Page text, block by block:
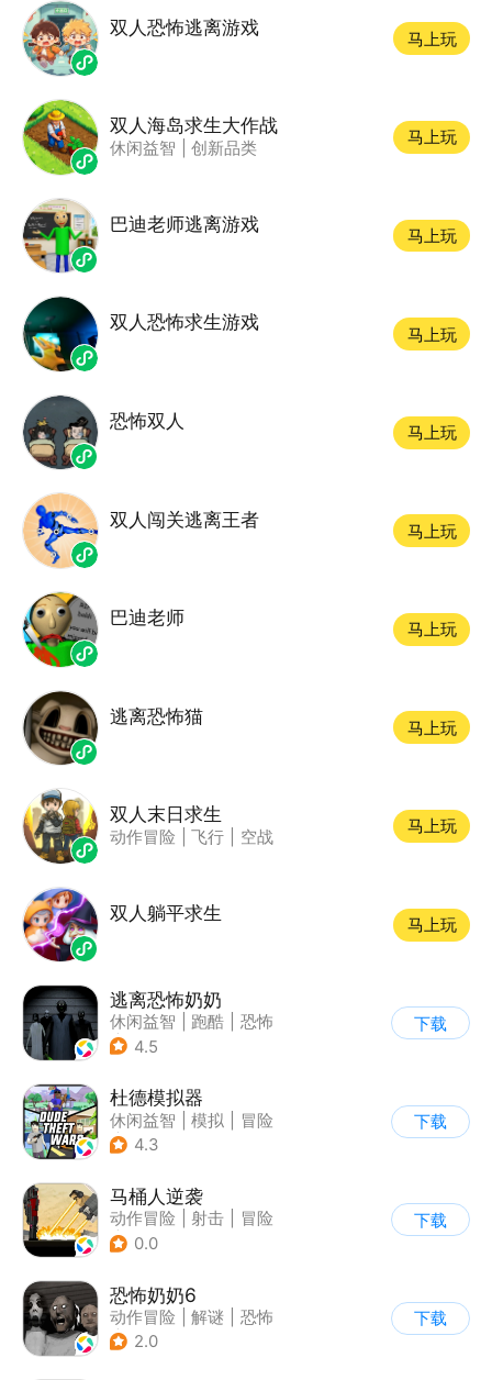
双人恐怖逃离游戏
马上玩
双人海岛求生大作战
休闲益智 创新品类
马上玩
巴迪老师逃离游戏
马上玩
双人恐怖求生游戏
马上玩
恐怖双人
马上玩
双人闯关逃离王者
马上玩
巴迪老师
马上玩
逃离恐怖猫
马上玩
双人末日求生
动作冒险 飞行 空战
马上玩
双人躺平求生
马上玩
逃离恐怖奶奶
休闲益智 跑酷
恐怖
| 卡通
4.5
下载
杜德模拟器
休闲益智 模拟
冒险
| 写实
4.3
下载
马桶人逆袭
动作冒险 射击
冒险
| 像素风
0.0
下载
恐怖奶奶6
动作冒险 解谜
恐怖
| 恐怖奶奶
2.0
下载